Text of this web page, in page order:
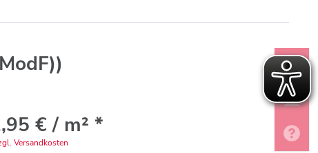
€ / m² *
Versandkosten